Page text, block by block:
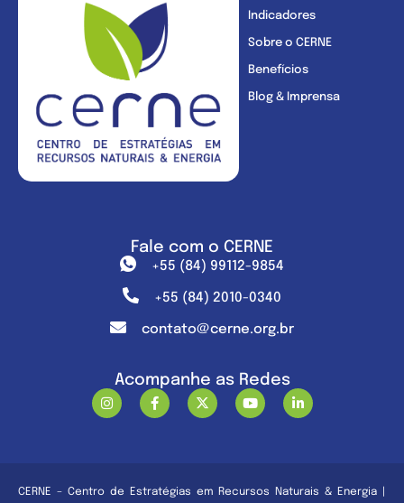
Indicadores
Sobre o CERNE
Benefícios
Blog & Imprensa
Fale com o CERNE
+55 (84) 99112-9854
+55 (84) 2010-0340
contato@cerne.org.br
Acompanhe as Redes
CERNE – Centro de Estratégias em Recursos Naturais & Energia |